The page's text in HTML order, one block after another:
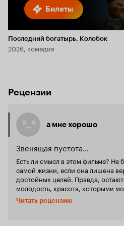
Билеты
Последний богатырь. Колобок
2026, комедия
Рецензии
а мне хорошо
Звенящая пустота...
Есть ли смысл в этом фильме? Не
самой жизни, если она лишена
достойных целей. Правда,
молодость, красота, которыми
транжирить ради удовольствий,
наркотиков, ради побега от
Читать рецензию